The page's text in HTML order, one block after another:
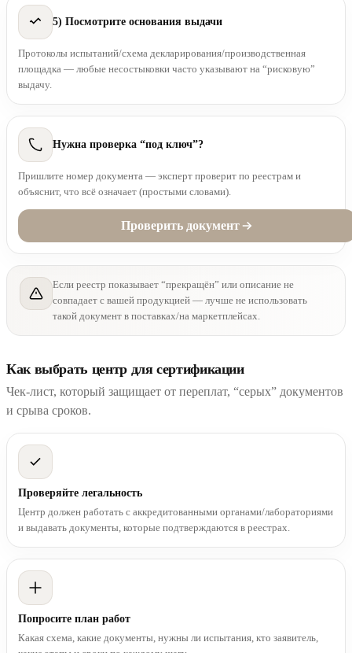
5) Посмотрите основания выдачи
Протоколы испытаний/схема декларирования/производственная
площадка — любые несостыковки часто указывают на “рисковую”
выдачу.
Нужна проверка “под ключ”?
Пришлите номер документа — эксперт проверит по реестрам и
объяснит, что всё означает (простыми словами).
Проверить документ
Если реестр показывает “прекращён” или описание не
совпадает с вашей продукцией — лучше не использовать
такой документ в поставках/на маркетплейсах.
Как выбрать центр для сертификации
Чек-лист, который защищает от переплат, “серых” документов
и срыва сроков.
Проверяйте легальность
Центр должен работать с аккредитованными органами/лабораториями
и выдавать документы, которые подтверждаются в реестрах.
Попросите план работ
Какая схема, какие документы, нужны ли испытания, кто заявитель,